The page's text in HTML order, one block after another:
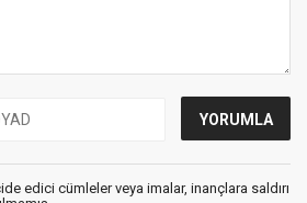
edici cümleler veya imalar, inançlara saldırı